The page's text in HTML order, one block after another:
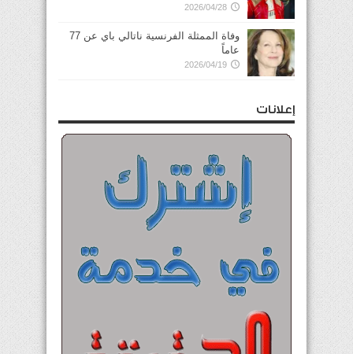
2026/04/28
وفاة الممثلة الفرنسية ناتالي باي عن 77
عاماً
2026/04/19
إعلانات